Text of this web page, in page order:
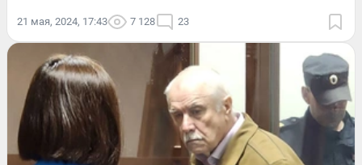
21 мая, 2024, 17:43 7 128 23